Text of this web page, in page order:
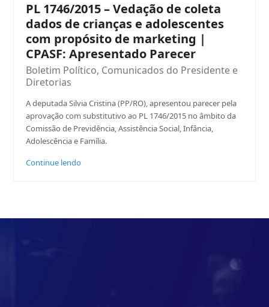
PL 1746/2015 – Vedação de coleta
dados de crianças e adolescentes
com propósito de marketing |
CPASF: Apresentado Parecer
Boletim Político, Comunicados do Presidente e
Diretorias
A deputada Silvia Cristina (PP/RO), apresentou parecer pela
aprovação com substitutivo ao PL 1746/2015 no âmbito da
Comissão de Previdência, Assistência Social, Infância,
Adolescência e Família.
Continue lendo